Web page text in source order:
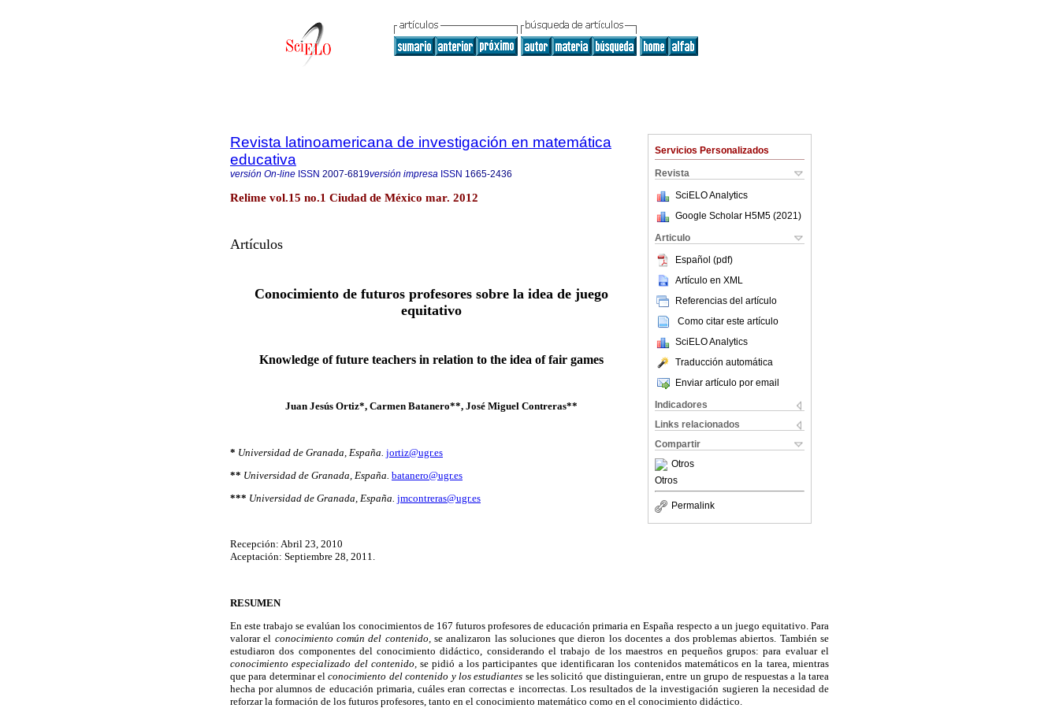
Servicios Personalizados
Revista
SciELO Analytics
Google Scholar H5M5 (2021 )
Articulo
Español (pdf)
Artículo en XML
Referencias del artículo
Como citar este artículo
SciELO Analytics
Traducción automática
Enviar artículo por email
Indicadores
Links relacionados
Compartir
Otros
Otros
Permalink
Revista latinoamericana de investigación en matemática
educativa
versión On-line ISSN 2007-6819versión impresa ISSN 1665-2436
Relime vol.15 no.1 Ciudad de México mar. 2012
Artículos
Conocimiento de futuros profesores sobre la idea de juego
equitativo
Knowledge of future teachers in relation to the idea of fair games
Juan Jesús Ortiz*, Carmen Batanero**, José Miguel Contreras**
* Universidad de Granada, España. jortiz@ugr.es
** Universidad de Granada, España. batanero@ugr.es
*** Universidad de Granada, España. jmcontreras@ugr.es
Recepción: Abril 23, 2010
Aceptación: Septiembre 28, 2011.
RESUMEN
En este trabajo se evalúan los conocimientos de 167 futuros profesores de educación primaria en España respecto a un juego equitativo. Para
valorar el conocimiento común del contenido, se analizaron las soluciones que dieron los docentes a dos problemas abiertos. También se
estudiaron dos componentes del conocimiento didáctico, considerando el trabajo de los maestros en pequeños grupos: para evaluar el
conocimiento especializado del contenido,se pidió a los participantes que identificaran los contenidos matemáticos en la tarea, mientras
que para determinar elconocimiento del contenido y los estudiantes se les solicitó que distinguieran, entre un grupo de respuestas a la tarea
hecha por alumnos de educación primaria, cuáles eran correctas e incorrectas. Los resultados de la investigación sugieren la necesidad de
reforzar la formación de los futuros profesores, tanto en el conocimiento matemático como en el conocimiento didáctico.